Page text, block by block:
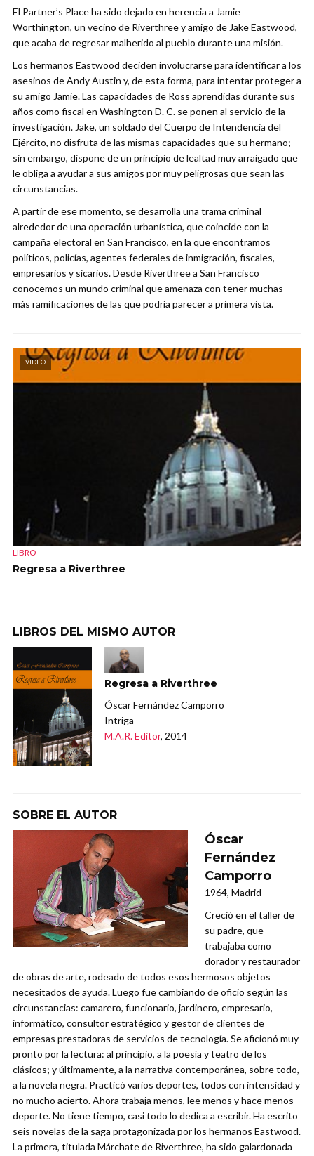
El Partner’s Place ha sido dejado en herencia a Jamie
Worthington, un vecino de Riverthree y amigo de Jake Eastwood,
que acaba de regresar malherido al pueblo durante una misión.
Los hermanos Eastwood deciden involucrarse para identificar a los
asesinos de Andy Austin y, de esta forma, para intentar proteger a
su amigo Jamie. Las capacidades de Ross aprendidas durante sus
años como fiscal en Washington D. C. se ponen al servicio de la
investigación. Jake, un soldado del Cuerpo de Intendencia del
Ejército, no disfruta de las mismas capacidades que su hermano;
sin embargo, dispone de un principio de lealtad muy arraigado que
le obliga a ayudar a sus amigos por muy peligrosas que sean las
circunstancias.
A partir de ese momento, se desarrolla una trama criminal
alrededor de una operación urbanística, que coincide con la
campaña electoral en San Francisco, en la que encontramos
políticos, policías, agentes federales de inmigración, fiscales,
empresarios y sicarios. Desde Riverthree a San Francisco
conocemos un mundo criminal que amenaza con tener muchas
más ramificaciones de las que podría parecer a primera vista.
VIDEO
LIBRO
Regresa a Riverthree
LIBROS DEL MISMO AUTOR
Regresa a Riverthree
Óscar Fernández Camporro
Intriga
M.A.R. Editor, 2014
SOBRE EL AUTOR
Óscar
Fernández
Camporro
1964, Madrid
Creció en el taller de
su padre, que
trabajaba como
dorador y restaurador
de obras de arte, rodeado de todos esos hermosos objetos
necesitados de ayuda. Luego fue cambiando de oficio según las
circunstancias: camarero, funcionario, jardinero, empresario,
informático, consultor estratégico y gestor de clientes de
empresas prestadoras de servicios de tecnología. Se aficionó muy
pronto por la lectura: al principio, a la poesía y teatro de los
clásicos; y últimamente, a la narrativa contemporánea, sobre todo,
a la novela negra. Practicó varios deportes, todos con intensidad y
no mucho acierto. Ahora trabaja menos, lee menos y hace menos
deporte. No tiene tiempo, casi todo lo dedica a escribir. Ha escrito
seis novelas de la saga protagonizada por los hermanos Eastwood.
La primera, titulada Márchate de Riverthree, ha sido galardonada